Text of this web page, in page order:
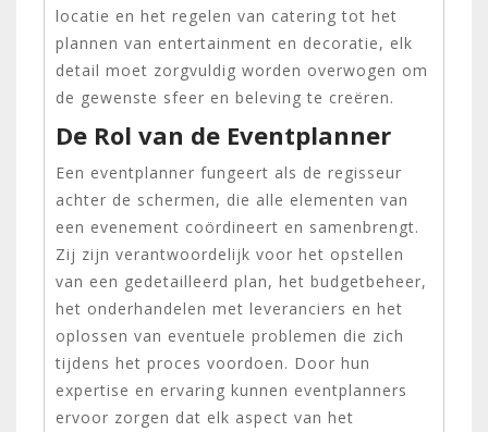
locatie en het regelen van catering tot het
plannen van entertainment en decoratie, elk
detail moet zorgvuldig worden overwogen om
de gewenste sfeer en beleving te creëren.
De Rol van de Eventplanner
Een eventplanner fungeert als de regisseur
achter de schermen, die alle elementen van
een evenement coördineert en samenbrengt.
Zij zijn verantwoordelijk voor het opstellen
van een gedetailleerd plan, het budgetbeheer,
het onderhandelen met leveranciers en het
oplossen van eventuele problemen die zich
tijdens het proces voordoen. Door hun
expertise en ervaring kunnen eventplanners
ervoor zorgen dat elk aspect van het